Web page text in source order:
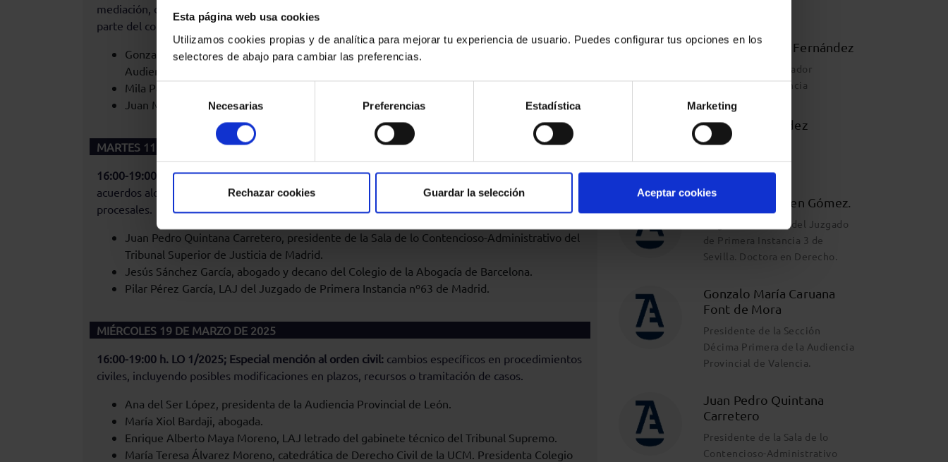
Esta página web usa cookies
Utilizamos cookies propias y de analítica para mejorar tu experiencia de usuario. Puedes configurar tus opciones en los
selectores de abajo para cambiar las preferencias.
de
consentimiento
Necesarias Preferencias Estadística Marketing
Rechazar cookies Guardar la selección Aceptar cookies
mediación, conciliación, negociación, etc. desde la perspectiva del uso más recomendable por
parte del compañero y compañera en función de las circunstancias del proceso.
Gonzalo María Caruana Font de Mora, presidente de la Sección Décima Primera de la
Audiencia Provincial de Valencia.
Mila Pacheco Pérez, abogada y mediadora.
Juan Manuel Alcoceba Gil, letrado del Tribunal Constitucional.
MARTES 11 DE MARZO DE 2025
16:00-19:00 h. Formalización del acuerdo, acreditación y costas:procedimientos para formalizar
acuerdos alcanzados mediante MASC, cómo acreditarlos ante el tribunal y su impacto en las costas
procesales.
Juan Pedro Quintana Carretero, presidente de la Sala de lo Contencioso-Administrativo del
Tribunal Superior de Justicia de Madrid.
Jesús Sánchez García, abogado y decano del Colegio de la Abogacía de Barcelona.
Pilar Pérez García, LAJ del Juzgado de Primera Instancia nº63 de Madrid.
MIÉRCOLES 19 DE MARZO DE 2025
16:00-19:00 h. LO 1/2025; Especial mención al orden civil: cambios específicos en procedimientos
civiles, incluyendo posibles modificaciones en plazos, recursos o tramitación de casos.
Ana del Ser López, presidenta de la Audiencia Provincial de León.
María Xiol Bardaji, abogada.
Enrique Alberto Maya Moreno, LAJ letrado del gabinete técnico del Tribunal Supremo.
María Teresa Álvarez Moreno, catedrática de Derecho Civil de la UCM. Presidenta Colegio
Carmen Ramos Fernández
Secretario coordinador
provincial de Valencia
Abigail Fernández
González
LAJ
Celia Belhadj Ben Gómez.
Magistrada titular del Juzgado
de Primera Instancia 3 de
Sevilla. Doctora en Derecho.
Gonzalo María Caruana
Font de Mora
Presidente de la Sección
Décima Primera de la Audiencia
Provincial de Valencia.
Juan Pedro Quintana
Carretero
Presidente de la Sala de lo
Contencioso-Administrativo